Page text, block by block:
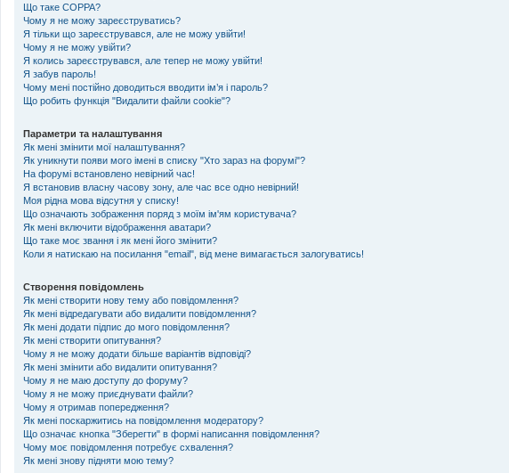
Що таке COPPA?
Чому я не можу зареєструватись?
Я тільки що зареєструвався, але не можу увійти!
Чому я не можу увійти?
Я колись зареєструвався, але тепер не можу увійти!
Я забув пароль!
Чому мені постійно доводиться вводити ім’я і пароль?
Що робить функція "Видалити файли cookie"?
Параметри та налаштування
Як мені змінити мої налаштування?
Як уникнути появи мого імені в списку "Хто зараз на форумі"?
На форумі встановлено невірний час!
Я встановив власну часову зону, але час все одно невірний!
Моя рідна мова відсутня у списку!
Що означають зображення поряд з моїм ім'ям користувача?
Як мені включити відображення аватари?
Що таке моє звання і як мені його змінити?
Коли я натискаю на посилання "email", від мене вимагається залогуватись!
Створення повідомлень
Як мені створити нову тему або повідомлення?
Як мені відредагувати або видалити повідомлення?
Як мені додати підпис до мого повідомлення?
Як мені створити опитування?
Чому я не можу додати більше варіантів відповіді?
Як мені змінити або видалити опитування?
Чому я не маю доступу до форуму?
Чому я не можу приєднувати файли?
Чому я отримав попередження?
Як мені поскаржитись на повідомлення модератору?
Що означає кнопка "Зберегти" в формі написання повідомлення?
Чому моє повідомлення потребує схвалення?
Як мені знову підняти мою тему?